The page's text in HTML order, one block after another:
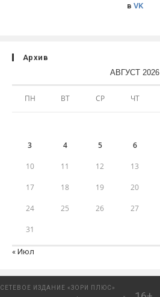
в VK
Архив
АВГУСТ 2026
ПН ВТ СР ЧТ
3 4 5 6
10 11 12 13
17 18 19 20
24 25 26 27
31
« Июл
СЕТЕВОЕ ИЗДАНИЕ «ЗОРИ ПЛЮС»